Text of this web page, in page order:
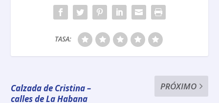
TASA:
Calzada de Cristina –
calles de La Habana
PRÓXIMO